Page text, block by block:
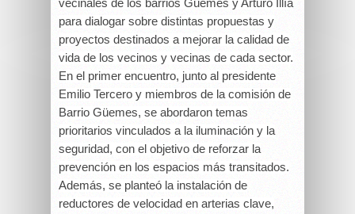
vecinales de los barrios Güemes y Arturo Illía
para dialogar sobre distintas propuestas y
proyectos destinados a mejorar la calidad de
vida de los vecinos y vecinas de cada sector.
En el primer encuentro, junto al presidente
Emilio Tercero y miembros de la comisión de
Barrio Güemes, se abordaron temas
prioritarios vinculados a la iluminación y la
seguridad, con el objetivo de reforzar la
prevención en los espacios más transitados.
Además, se planteó la instalación de
reductores de velocidad en arterias clave,